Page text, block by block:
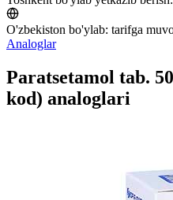
O'zbekiston bo'ylab: tarifga
Analoglar
Paratsetamol tab.
kod) analoglari